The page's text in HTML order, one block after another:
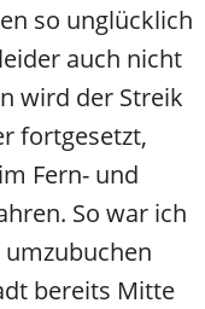
so unglücklich
auch nicht
wird der Streik
fortgesetzt,
Fern- und
So war ich
bereits Mitte